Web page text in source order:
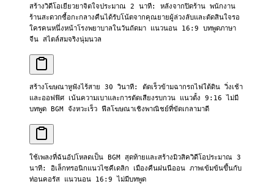
สร้างวิดีโอเยียวยาจิตใจประมาณ 2 นาที: หลังจากปิดร้าน พนักงาน
ร้านสะดวกซื้อกะกลางคืนได้รับโน้ตจากคุณยายผู้ล่วงลับและตัดสินใจรอ
ใครคนหนึ่งหน้าโรงพยาบาลในวันถัดมา แนวนอน 16:9 บทพูดภาษา
จีน สไตล์สมจริงนุ่มนวล
สร้างโฆษณาหูฟังไร้สาย 30 วินาที: ตัดเร็วข้ามฉากรถไฟใต้ดิน วิ่งเช้า
และออฟฟิศ เน้นความเบาและการตัดเสียงรบกวน แนวตั้ง 9:16 ไม่มี
บทพูด BGM จังหวะเร็ว ฟีลโฆษณาเชิงพาณิชย์ที่ขัดเกลามาดี
ใช้เพลงที่ฉันอัปโหลดเป็น BGM สุดท้ายและสร้างมิวสิควิดีโอประมาณ 3
นาที: อิเล็กทรอนิกแนวไซคีเดลิก เมืองคืนฝนนีออน ภาพเข้มข้นขึ้นกับ
ท่อนคอรัส แนวนอน 16:9 ไม่มีบทพูด